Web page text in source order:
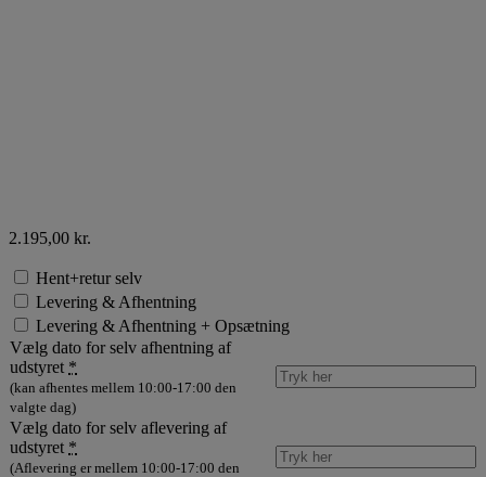
2.195,00 kr.
Hent+retur selv
Levering & Afhentning
Levering & Afhentning + Opsætning
Vælg dato for selv afhentning af
udstyret *
(kan afhentes mellem 10:00-17:00 den
valgte dag)
Vælg dato for selv aflevering af
udstyret *
(Aflevering er mellem 10:00-17:00 den